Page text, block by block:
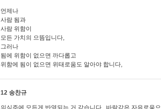
언제나
사람 됨과
사람 위함이
모든 가치의 으뜸입니다,
그러나
됨에 위함이 없으면 까다롭고
위함에 됨이 없으면 위태로움도 알아야 합니다,
12 송찬규
의식주에 모든게 반영되는 거 같습니다.. 바람같은 자유로움